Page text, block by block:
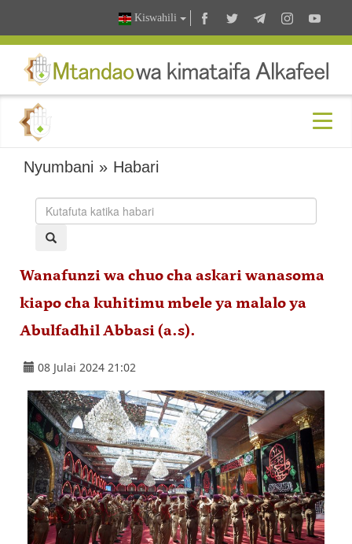
Kiswahili
Nyumbani » Habari
Wanafunzi wa chuo cha askari wanasoma
kiapo cha kuhitimu mbele ya malalo ya
Abulfadhil Abbasi (a.s).
08 Julai 2024 21:02